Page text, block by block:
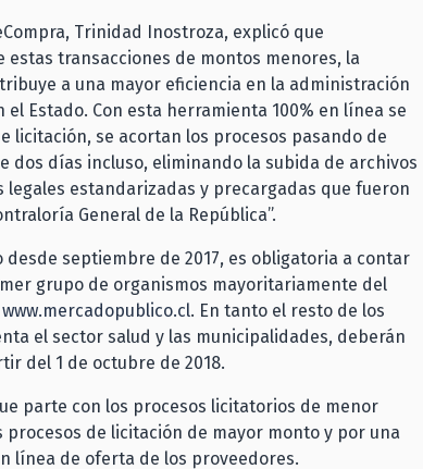
Trinidad Inostroza, explicó que
estas transacciones de montos menores, la
a una mayor eficiencia en la administración
Estado. Con esta herramienta 100% en línea se
licitación, se acortan los procesos pasando de
dos días incluso, eliminando la subida de archivos
legales estandarizadas y precargadas que fueron
General de la República”.
septiembre de 2017, es obligatoria a contar
grupo de organismos mayoritariamente del
www.mercadopublico.cl. En tanto el resto de los
el sector salud y las municipalidades, deberán
del 1 de octubre de 2018.
parte con los procesos licitatorios de menor
de licitación de mayor monto y por una
línea de oferta de los proveedores.